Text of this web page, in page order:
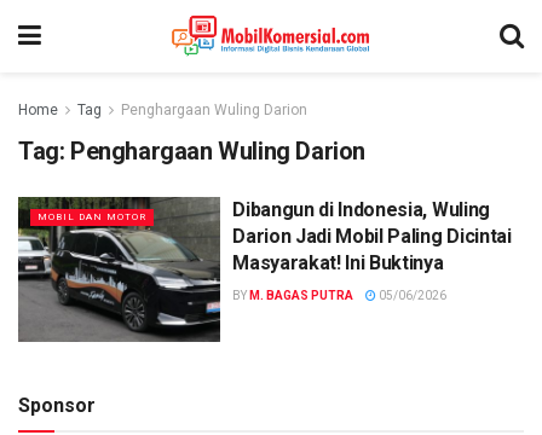
Home Tag Penghargaan Wuling Darion
Tag: Penghargaan Wuling Darion
MOBIL DAN MOTOR
Dibangun di Indonesia, Wuling
Darion Jadi Mobil Paling Dicintai
Masyarakat! Ini Buktinya
BY M. BAGAS PUTRA 05/06/2026
Sponsor